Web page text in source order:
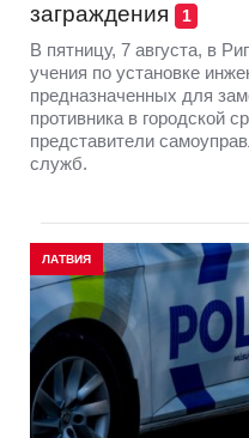
заграждения
1
В пятницу, 7 августа, в
учения по установке
предназначенных для
противника в городской
представители
служб.
ЛАТВИЯ